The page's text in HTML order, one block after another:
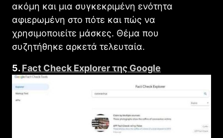
ακόμη και μια συγκεκριμένη ενότητα
αφιερωμένη στο πότε και πώς να
χρησιμοποιείτε μάσκες. Θέμα που
συζητήθηκε αρκετά τελευταία.
5. Fact Check Explorer της Google